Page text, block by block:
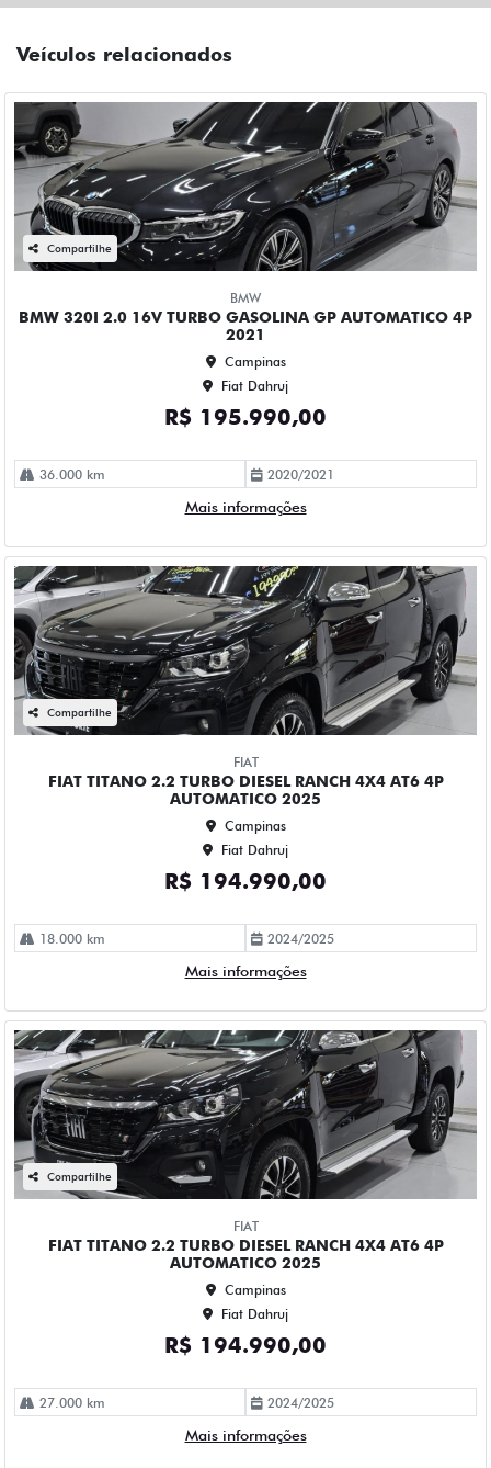
BMW 320I 2.0 16V TURBO GASOLINA GP AUTOMATICO 4P
2021
Campinas
Fiat Dahruj
R$ 195.990,00
36.000 km 2020/2021
Mais informações
FIAT TITANO 2.2 TURBO DIESEL RANCH 4X4 AT6 4P
Campinas
Fiat Dahruj
R$ 194.990,00
18.000 km 2024/2025
Mais informações
FIAT TITANO 2.2 TURBO DIESEL RANCH 4X4 AT6 4P
Campinas
Fiat Dahruj
R$ 194.990,00
27.000 km 2024/2025
Mais informações
FORD TERRITORY 1.5 ECOBOOST GTDI GASOLINA